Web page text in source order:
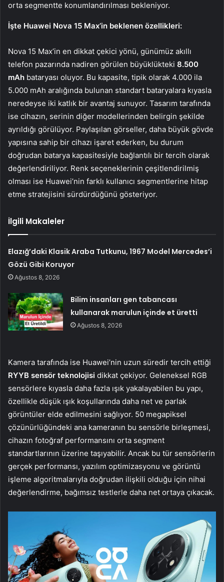
orta segmentte konumlandırılması bekleniyor.
İşte Huawei Nova 15 Max’in beklenen özellikleri:
Nova 15 Max’in en dikkat çekici yönü, günümüz akıllı
telefon pazarında nadiren görülen büyüklükteki 8.500
mAh bataryası oluyor. Bu kapasite, tipik olarak 4.000 ila
5.000 mAh aralığında bulunan standart bataryalara kıyasla
neredeyse iki katlık bir avantaj sunuyor. Tasarım tarafında
ise cihazın, serinin diğer modellerinden belirgin şekilde
ayrıldığı görülüyor. Paylaşılan görseller, daha büyük gövde
yapısına sahip bir cihazı işaret ederken, bu durum
doğrudan batarya kapasitesiyle bağlantılı bir tercih olarak
değerlendiriliyor. Renk seçeneklerinin çeşitlendirilmiş
olması ise Huawei’nin farklı kullanıcı segmentlerine hitap
etme stratejisini sürdürdüğünü gösteriyor.
İlgili Makaleler
Elazığ’daki Klasik Araba Tutkunu, 1967 Model Mercedes’i
Gözü Gibi Koruyor
Ağustos 8, 2026
Bilim insanları gen tabancası
kullanarak marulun içinde et üretti
Ağustos 8, 2026
Kamera tarafında ise Huawei’nin uzun süredir tercih ettiği
RYYB sensör teknolojisi dikkat çekiyor. Geleneksel RGB
sensörlere kıyasla daha fazla ışık yakalayabilen bu yapı,
özellikle düşük ışık koşullarında daha net ve parlak
görüntüler elde edilmesini sağlıyor. 50 megapiksel
çözünürlüğündeki ana kameranın bu sensörle birleşmesi,
cihazın fotoğraf performansını orta segment
standartlarının üzerine taşıyabilir. Ancak bu tür sensörlerin
gerçek performansı, yazılım optimizasyonu ve görüntü
işleme algoritmalarıyla doğrudan ilişkili olduğu için nihai
değerlendirme, bağımsız testlerle daha net ortaya çıkacak.